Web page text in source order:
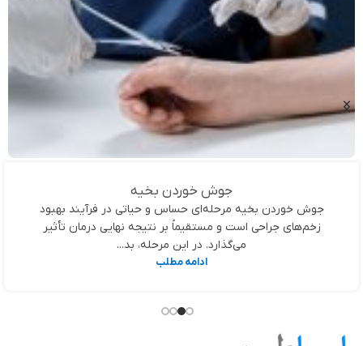
جوش خوردن بخیه
جوش خوردن بخیه مرحله‌ای حساس و حیاتی در فرآیند بهبود
زخم‌های جراحی است و مستقیماً بر نتیجه نهایی درمان تأثیر
می‌گذارد. در این مرحله، بد...
ادامه مطلب